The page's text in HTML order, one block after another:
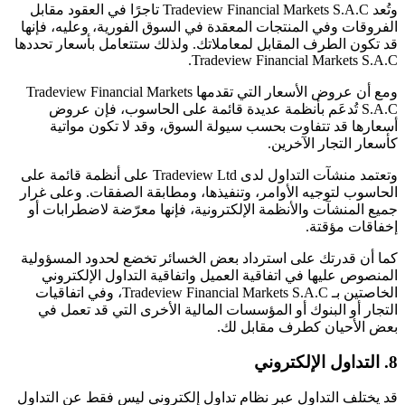
وتُعد Tradeview Financial Markets S.A.C تاجرًا في العقود مقابل
الفروقات وفي المنتجات المعقدة في السوق الفورية، وعليه، فإنها
قد تكون الطرف المقابل لمعاملاتك. ولذلك ستتعامل بأسعار تحددها
Tradeview Financial Markets S.A.C.
ومع أن عروض الأسعار التي تقدمها Tradeview Financial Markets
S.A.C تُدعَم بأنظمة عديدة قائمة على الحاسوب، فإن عروض
أسعارها قد تتفاوت بحسب سيولة السوق، وقد لا تكون مواتية
كأسعار التجار الآخرين.
وتعتمد منشآت التداول لدى Tradeview Ltd على أنظمة قائمة على
الحاسوب لتوجيه الأوامر، وتنفيذها، ومطابقة الصفقات. وعلى غرار
جميع المنشآت والأنظمة الإلكترونية، فإنها معرّضة لاضطرابات أو
إخفاقات مؤقتة.
كما أن قدرتك على استرداد بعض الخسائر تخضع لحدود المسؤولية
المنصوص عليها في اتفاقية العميل واتفاقية التداول الإلكتروني
الخاصتين بـ Tradeview Financial Markets S.A.C، وفي اتفاقيات
التجار أو البنوك أو المؤسسات المالية الأخرى التي قد تعمل في
بعض الأحيان كطرف مقابل لك.
8. التداول الإلكتروني
قد يختلف التداول عبر نظام تداول إلكتروني ليس فقط عن التداول